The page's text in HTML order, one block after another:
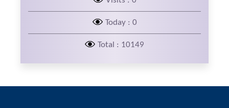
Today : 0
Total : 10149